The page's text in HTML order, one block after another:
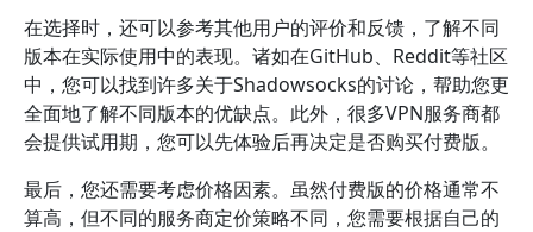
在选择时，还可以参考其他用户的评价和反馈，了解不同
版本在实际使用中的表现。诸如在GitHub、Reddit等社区
中，您可以找到许多关于Shadowsocks的讨论，帮助您更
全面地了解不同版本的优缺点。此外，很多VPN服务商都
会提供试用期，您可以先体验后再决定是否购买付费版。
最后，您还需要考虑价格因素。虽然付费版的价格通常不
算高，但不同的服务商定价策略不同，您需要根据自己的